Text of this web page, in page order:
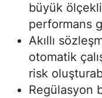
büyük ölçekli
performans
Akıllı
otomatik
risk
Regülasyon